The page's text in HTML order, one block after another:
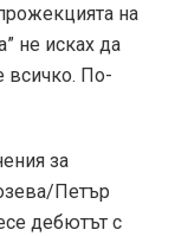
на
не исках да
всичко. По-
за
Петър
дебютът с